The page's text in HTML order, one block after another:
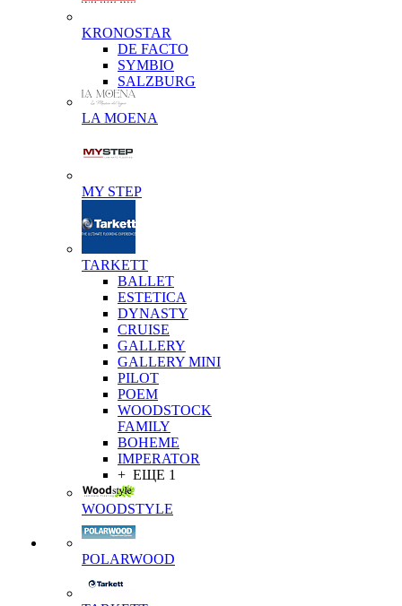
KRONOSTAR
DE FACTO
SYMBIO
SALZBURG
LA MOENA
MY STEP
TARKETT
BALLET
ESTETICA
DYNASTY
CRUISE
GALLERY
GALLERY MINI
PILOT
POEM
WOODSTOCK
FAMILY
BOHEME
IMPERATOR
+ ЕЩЕ 1
WOODSTYLE
POLARWOOD